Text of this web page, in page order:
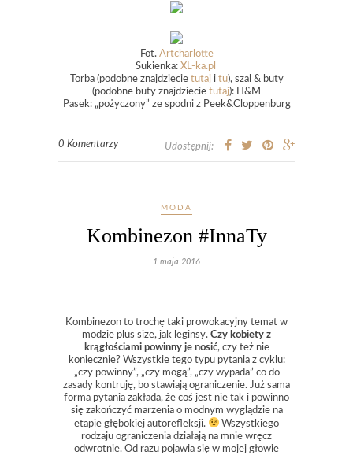
Fot. Artcharlotte
Sukienka: XL-ka.pl
Torba (podobne znajdziecie tutaj i tu), szal & buty
(podobne buty znajdziecie tutaj): H&M
Pasek: „pożyczony” ze spodni z Peek&Cloppenburg
0 Komentarzy Udostępnij:
MODA
Kombinezon #InnaTy
1 maja 2016
Kombinezon to trochę taki prowokacyjny temat w
modzie plus size, jak leginsy. Czy kobiety z
krągłościami powinny je nosić, czy też nie
koniecznie? Wszystkie tego typu pytania z cyklu:
„czy powinny”, „czy mogą”, „czy wypada” co do
zasady kontruję, bo stawiają ograniczenie. Już sama
forma pytania zakłada, że coś jest nie tak i powinno
się zakończyć marzenia o modnym wyglądzie na
etapie głębokiej autorefleksji.
Wszystkiego
rodzaju ograniczenia działają na mnie wręcz
odwrotnie. Od razu pojawia się w mojej głowie